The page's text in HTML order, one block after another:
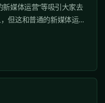
媒体运营”等吸引大家去
但这和普通的新媒体运
多是偏向于管理整个公
公司应该怎样运营，有
也会更多，这时候该怎